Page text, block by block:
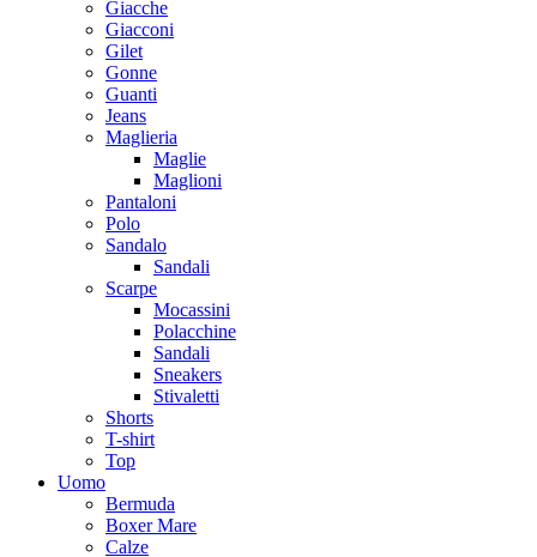
Giacche
Giacconi
Gilet
Gonne
Guanti
Jeans
Maglieria
Maglie
Maglioni
Pantaloni
Polo
Sandalo
Sandali
Scarpe
Mocassini
Polacchine
Sandali
Sneakers
Stivaletti
Shorts
T-shirt
Top
Uomo
Bermuda
Boxer Mare
Calze